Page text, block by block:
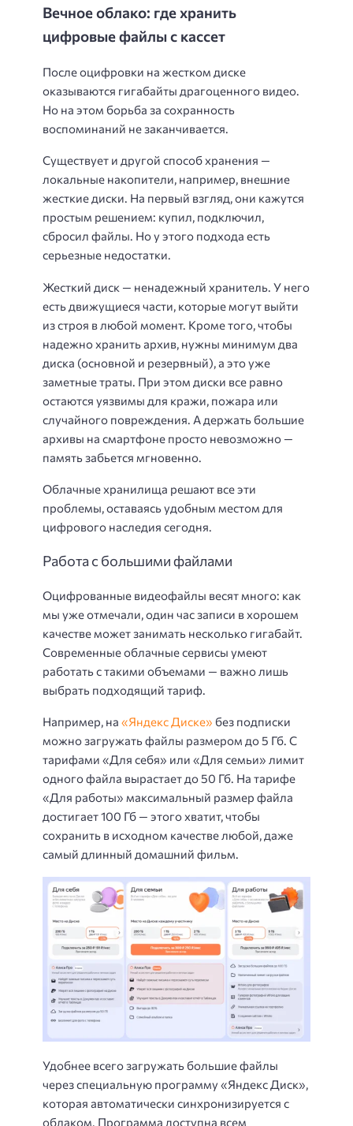
Вечное облако: где хранить
цифровые файлы с кассет
После оцифровки на жестком диске
оказываются гигабайты драгоценного видео.
Но на этом борьба за сохранность
воспоминаний не заканчивается.
Существует и другой способ хранения —
локальные накопители, например, внешние
жесткие диски. На первый взгляд, они кажутся
простым решением: купил, подключил,
сбросил файлы. Но у этого подхода есть
серьезные недостатки.
Жесткий диск — ненадежный хранитель. У него
есть движущиеся части, которые могут выйти
из строя в любой момент. Кроме того, чтобы
надежно хранить архив, нужны минимум два
диска (основной и резервный), а это уже
заметные траты. При этом диски все равно
остаются уязвимы для кражи, пожара или
случайного повреждения. А держать большие
архивы на смартфоне просто невозможно —
память забьется мгновенно.
Облачные хранилища решают все эти
проблемы, оставаясь удобным местом для
цифрового наследия сегодня.
Работа с большими файлами
Оцифрованные видеофайлы весят много: как
мы уже отмечали, один час записи в хорошем
качестве может занимать несколько гигабайт.
Современные облачные сервисы умеют
работать с такими объемами — важно лишь
выбрать подходящий тариф.
Например, на «Яндекс Диске» без подписки
можно загружать файлы размером до 5 Гб. С
тарифами «Для себя» или «Для семьи» лимит
одного файла вырастает до 50 Гб. На тарифе
«Для работы» максимальный размер файла
достигает 100 Гб — этого хватит, чтобы
сохранить в исходном качестве любой, даже
самый длинный домашний фильм.
Удобнее всего загружать большие файлы
через специальную программу «Яндекс Диск»,
которая автоматически синхронизируется с
облаком. Программа доступна всем